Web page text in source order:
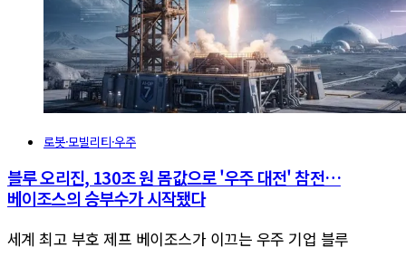
로봇·모빌리티·우주
블루 오리진, 130조 원 몸값으로 '우주 대전' 참전…
베이조스의 승부수가 시작됐다
세계 최고 부호 제프 베이조스가 이끄는 우주 기업 블루